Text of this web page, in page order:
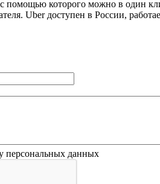
которого можно в один
Uber доступен в России,
персональных данных